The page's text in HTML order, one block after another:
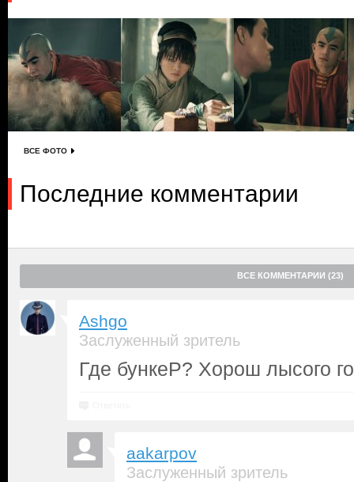
ВСЕ ФОТО
Последние комментарии
ВСЕ КОММЕНТАРИИ (23)
Ashgo
Заслуженный зритель
Где бункеР? Хорош лысого
aakarpov
Заслуженный зритель